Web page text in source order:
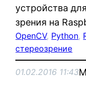
устройства
зрения на
OpenCV, Python,
стереозрение
01.02.2016 11:43